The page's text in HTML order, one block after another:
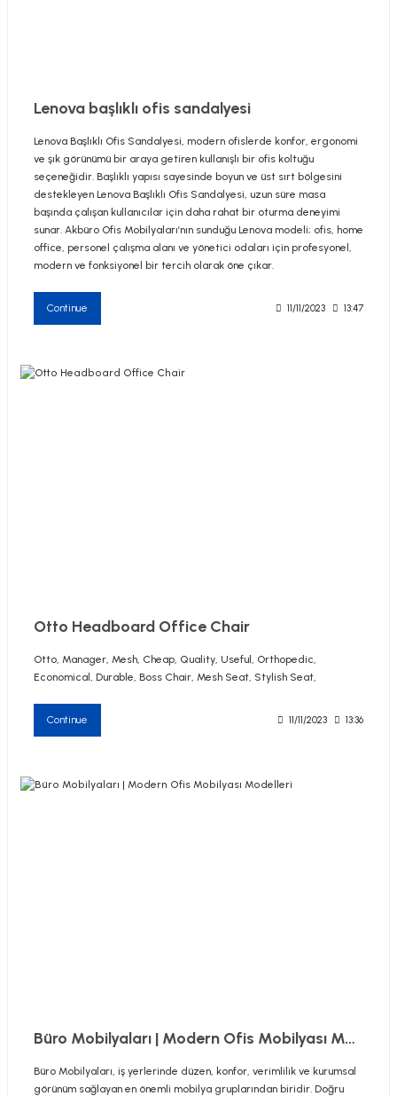
Lenova başlıklı ofis sandalyesi
Lenova Başlıklı Ofis Sandalyesi, modern ofislerde konfor, ergonomi
ve şık görünümü bir araya getiren kullanışlı bir ofis koltuğu
seçeneğidir. Başlıklı yapısı sayesinde boyun ve üst sırt bölgesini
destekleyen Lenova Başlıklı Ofis Sandalyesi, uzun süre masa
başında çalışan kullanıcılar için daha rahat bir oturma deneyimi
sunar. Akbüro Ofis Mobilyaları’nın sunduğu Lenova modeli; ofis, home
office, personel çalışma alanı ve yönetici odaları için profesyonel,
modern ve fonksiyonel bir tercih olarak öne çıkar.
Continue 11/11/2023 13:47
Otto Headboard Office Chair
Otto, Manager, Mesh, Cheap, Quality, Useful, Orthopedic,
Economical, Durable, Boss Chair, Mesh Seat, Stylish Seat,
Continue 11/11/2023 13:36
Büro Mobilyaları | Modern Ofis Mobilyası Modelleri
Büro Mobilyaları, iş yerlerinde düzen, konfor, verimlilik ve kurumsal
görünüm sağlayan en önemli mobilya gruplarından biridir. Doğru